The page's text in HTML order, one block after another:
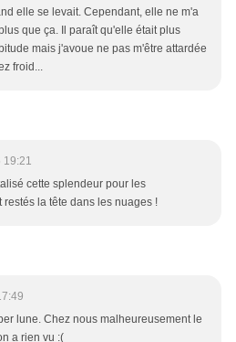
elle se levait. Cependant, elle ne m'a
que ça. Il paraît qu'elle était plus
mais j'avoue ne pas m'être attardée
froid...
19:21
cette splendeur pour les
la tête dans les nuages !
lune. Chez nous malheureusement le
a rien vu :(